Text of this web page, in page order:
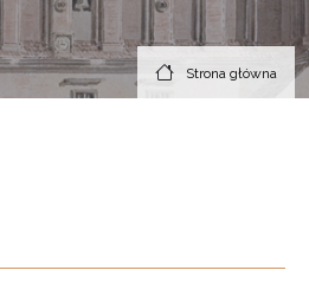
Strona główna